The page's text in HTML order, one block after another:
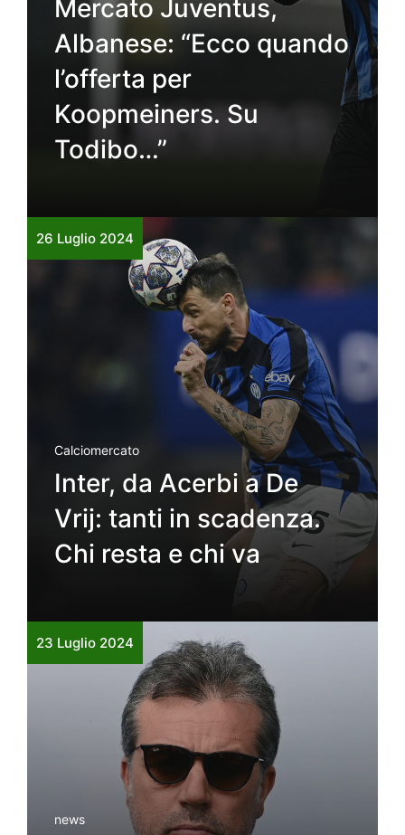
Mercato Juventus,
Albanese: “Ecco quando
l’offerta per
Koopmeiners. Su
Todibo…”
26 Luglio 2024
Calciomercato
Inter, da Acerbi a De
Vrij: tanti in scadenza.
Chi resta e chi va
23 Luglio 2024
news